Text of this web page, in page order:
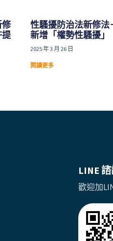
性騷擾防治法新修法
新增「權勢性騷擾」
2025 年 3 月 26 日
閱讀更多
LINE
歡迎加